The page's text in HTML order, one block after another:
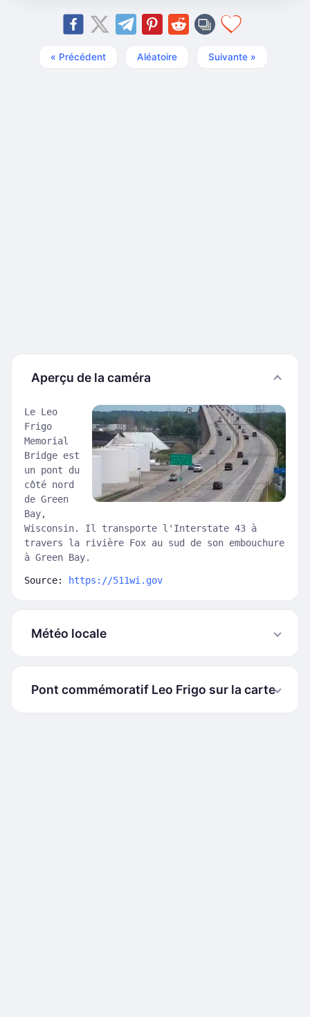
« Précédent Aléatoire Suivante »
Aperçu de la caméra
Le Leo
Frigo
Memorial
Bridge est
un pont du
côté nord
de Green
Bay,
Wisconsin. Il transporte l'Interstate 43 à
travers la rivière Fox au sud de son embouchure
à Green Bay.
Source: https://511wi.gov
Météo locale
Pont commémoratif Leo Frigo sur la carte